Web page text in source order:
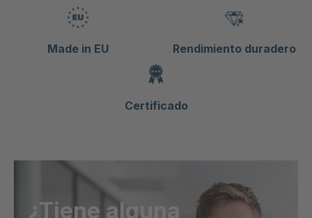
Made in EU Rendimiento duradero
Certificado
¿Tiene alguna